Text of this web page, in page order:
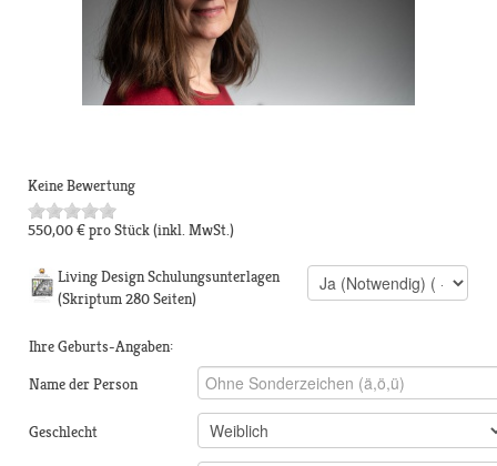
Keine Bewertung
550,00 €pro Stück(inkl. MwSt.)
Living Design Schulungsunterlagen
(Skriptum 280 Seiten)
Ihre Geburts-Angaben:
Name der Person
Geschlecht